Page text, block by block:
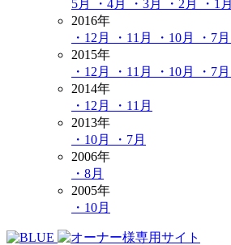
5月
・4月 ・3月 ・2月
・1月
2016年
・12月
・11月 ・10月 ・7月
2015年
・12月
・11月 ・10月 ・7月
2014年
・12月
・11月
2013年
・10月
・7月
2006年
・8月
2005年
・10月